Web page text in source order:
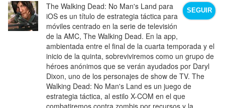
SEGUIR
The Walking Dead: No Man's Land para
iOS es un título de estrategia táctica para
móviles centrado en la serie de televisión
de la AMC, The Walking Dead. En la app,
ambientada entre el final de la cuarta temporada y el
inicio de la quinta, sobreviviremos como un grupo de
héroes anónimos que se verán ayudados por Daryl
Dixon, uno de los personajes de show de TV. The
Walking Dead: No Man's Land es un juego de
estrategia táctica, al estilo X-COM en el que
combatiremos contra zombis por recursos y la